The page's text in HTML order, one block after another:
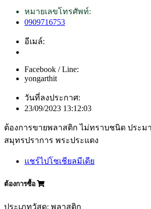
หมายเลขโทรศัพท์:
0909716753
อีเมล์:
Facebook / Line:
yongarthit
วันที่ลงประกาศ:
23/09/2023 13:12:03
ต้องการขายพลาสติก ไม่ทราบชนิด ประม
สมุทรปราการ พระประแดง
แชร์ไปโซเชียลมีเดีย
ต้องการซื้อ
ประเภทวัสดุ: พลาสติก